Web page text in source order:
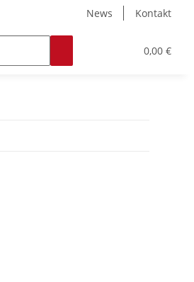
News Kontakt
0,00 €
Werkstoffe